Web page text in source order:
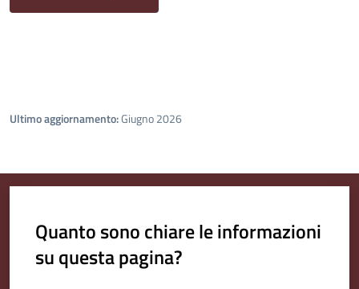
Ultimo aggiornamento:Giugno 2026
Quanto sono chiare le informazioni
su questa pagina?